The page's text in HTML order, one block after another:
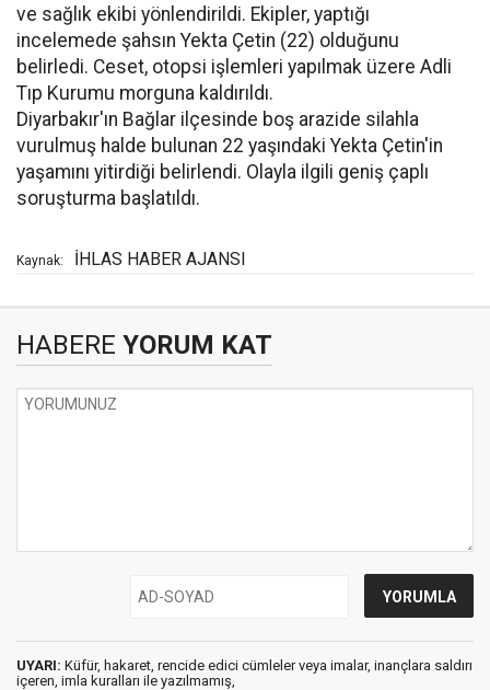
ve sağlık ekibi yönlendirildi. Ekipler, yaptığı
incelemede şahsın Yekta Çetin (22) olduğunu
belirledi. Ceset, otopsi işlemleri yapılmak üzere Adli
Tıp Kurumu morguna kaldırıldı.
Diyarbakır'ın Bağlar ilçesinde boş arazide silahla
vurulmuş halde bulunan 22 yaşındaki Yekta Çetin'in
yaşamını yitirdiği belirlendi. Olayla ilgili geniş çaplı
soruşturma başlatıldı.
Kaynak: İHLAS HABER AJANSI
HABERE YORUM KAT
UYARI: Küfür, hakaret, rencide edici cümleler veya imalar, inançlara saldırı
içeren, imla kuralları ile yazılmamış,